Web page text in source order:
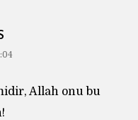
Allah onu bu